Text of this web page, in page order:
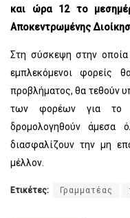
και ώρα 12 το
Αποκεντρωμένης
Στη σύσκεψη στην
εμπλεκόμενοι φορείς
προβλήματος, θα τεθούν
των φορέων για το
δρομολογηθούν άμεσα
διασφαλίζουν την μη
μέλλον.
Ετικέτες: Γραμματέας